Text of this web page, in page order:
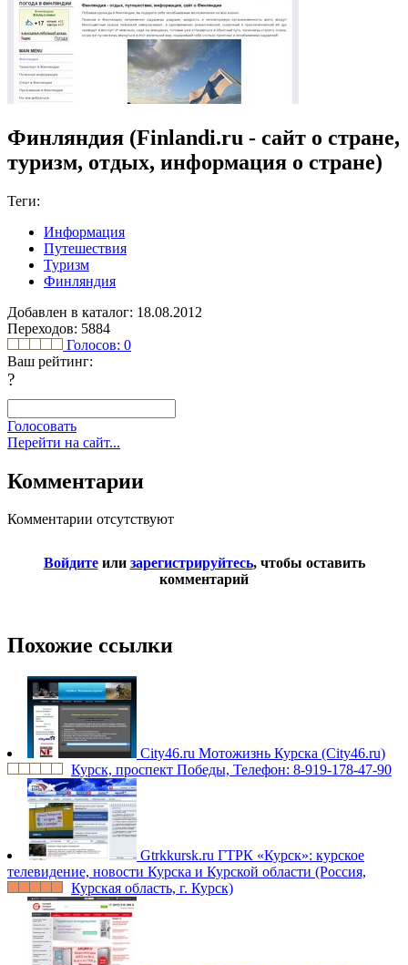
Финляндия (Finlandi.ru - сайт о стране,
туризм, отдых, информация о стране)
Теги:
Информация
Путешествия
Туризм
Финляндия
Добавлен в каталог: 18.08.2012
Переходов: 5884
Голосов: 0
Ваш рейтинг:
?
Голосовать
Перейти на сайт...
Комментарии
Комментарии отсутствуют
Войдитеили зарегистрируйтесь, чтобы оставить
комментарий
Похожие ссылки
City46.ru Мотожизнь Курска (City46.ru)
Курск, проспект Победы, Телефон: 8-919-178-47-90
Gtrkkursk.ru ГТРК «Курск»: курское
телевидение, новости Курска и Курской области (Россия,
Курская область, г. Курск)